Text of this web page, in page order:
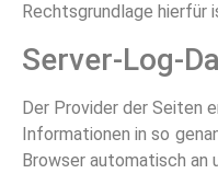
Rechtsgrundlage hierfür
Server-Log-
Der Provider der Seiten
Informationen in so
Browser automatisch an